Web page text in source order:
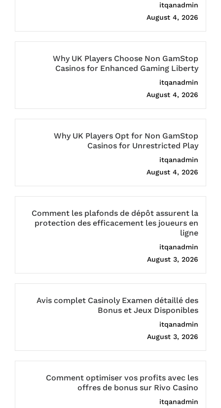
itqanadmin
August 4, 2026
Why UK Players Choose Non GamStop
Casinos for Enhanced Gaming Liberty
itqanadmin
August 4, 2026
Why UK Players Opt for Non GamStop
Casinos for Unrestricted Play
itqanadmin
August 4, 2026
Comment les plafonds de dépôt assurent la
protection des efficacement les joueurs en
ligne
itqanadmin
August 3, 2026
Avis complet Casinoly Examen détaillé des
Bonus et Jeux Disponibles
itqanadmin
August 3, 2026
Comment optimiser vos profits avec les
offres de bonus sur Rivo Casino
itqanadmin